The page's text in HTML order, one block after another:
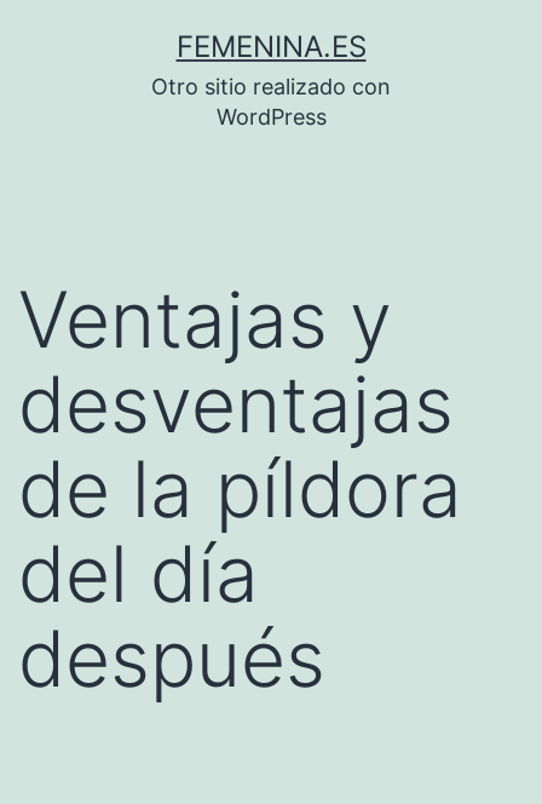
FEMENINA.ES
Otro sitio realizado con
WordPress
Ventajas y
desventajas
de la píldora
del día
después